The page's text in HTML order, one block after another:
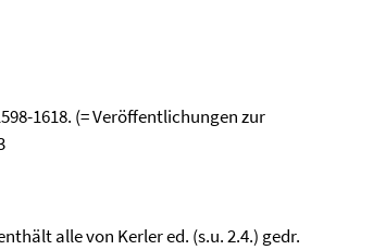
1618. (= Veröffentlichungen zur
alle von Kerler ed. (s.u. 2.4.) gedr.